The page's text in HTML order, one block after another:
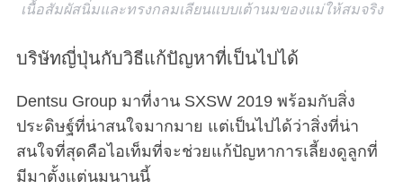
เนื้อสัมผัสนิ่มและทรงกลมเลียนแบบเต้านมของแม่ให้สมจริง
บริษัทญี่ปุ่นกับวิธีแก้ปัญหาที่เป็นไปได้
Dentsu Group มาที่งาน SXSW 2019 พร้อมกับสิ่ง
ประดิษฐ์ที่น่าสนใจมากมาย แต่เป็นไปได้ว่าสิ่งที่น่า
สนใจที่สุดคือไอเท็มที่จะช่วยแก้ปัญหาการเลี้ยงดูลูกที่
มีมาตั้งแต่นมนานนี้